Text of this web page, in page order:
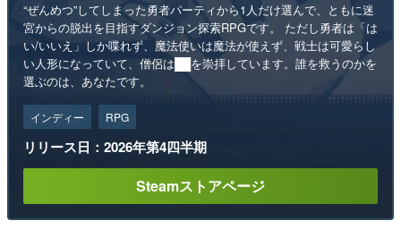
“ぜんめつ”してしまった勇者パーティから1人だけ選んで、ともに迷
宮からの脱出を目指すダンジョン探索RPGです。 ただし勇者は「は
い/いいえ」しか喋れず、魔法使いは魔法が使えず、戦士は可愛らし
い人形になっていて、僧侶は██を崇拝しています。誰を救うのかを
選ぶのは、あなたです。
インディー RPG
リリース日：2026年第4四半期
Steamストアページ